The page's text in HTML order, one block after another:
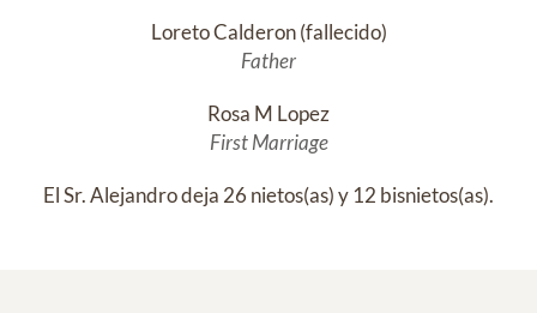
Loreto Calderon (fallecido)
Father
Rosa M Lopez
First Marriage
El Sr. Alejandro deja 26 nietos(as) y 12 bisnietos(as).